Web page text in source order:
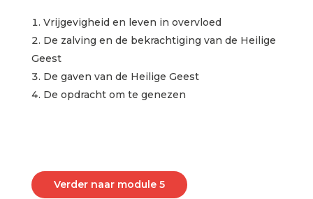
Vrijgevigheid en leven in overvloed
De zalving en de bekrachtiging van de Heilige
Geest
De gaven van de Heilige Geest
De opdracht om te genezen
Verder naar module 5